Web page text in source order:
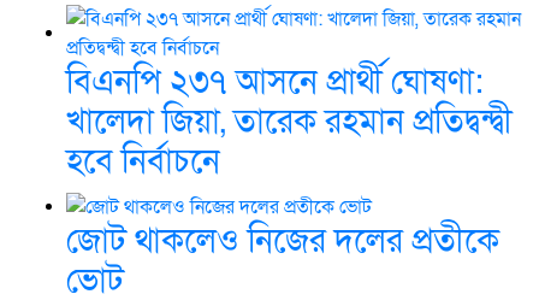
বিএনপি ২৩৭ আসনে প্রার্থী ঘোষণা:
খালেদা জিয়া, তারেক রহমান প্রতিদ্বন্দ্বী
হবে নির্বাচনে
জোট থাকলেও নিজের দলের প্রতীকে
ভোট